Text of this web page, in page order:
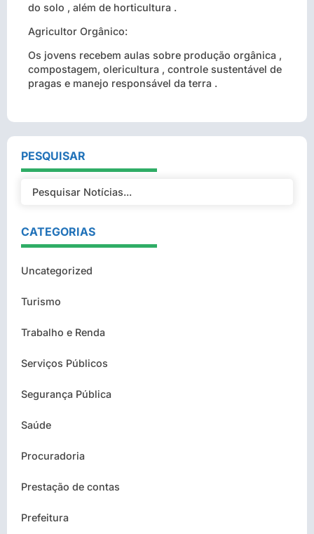
do solo , além de horticultura .
Agricultor Orgânico:
Os jovens recebem aulas sobre produção orgânica ,
compostagem, olericultura , controle sustentável de
pragas e manejo responsável da terra .
PESQUISAR
CATEGORIAS
Uncategorized
Turismo
Trabalho e Renda
Serviços Públicos
Segurança Pública
Saúde
Procuradoria
Prestação de contas
Prefeitura